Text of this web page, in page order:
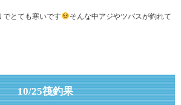
でとても寒いです
そんな中アジやツバスが釣れて
10/25筏釣果